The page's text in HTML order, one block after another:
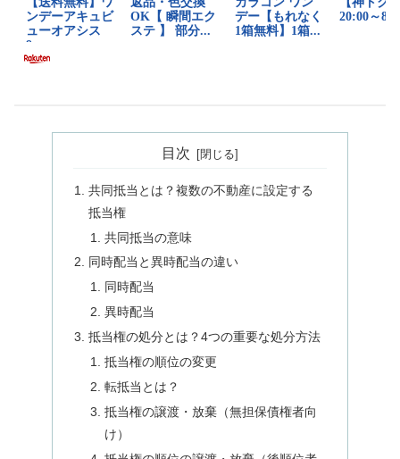
目次
共同抵当とは？複数の不動産に設定する
抵当権
共同抵当の意味
同時配当と異時配当の違い
同時配当
異時配当
抵当権の処分とは？4つの重要な処分方法
抵当権の順位の変更
転抵当とは？
抵当権の譲渡・放棄（無担保債権者向
け）